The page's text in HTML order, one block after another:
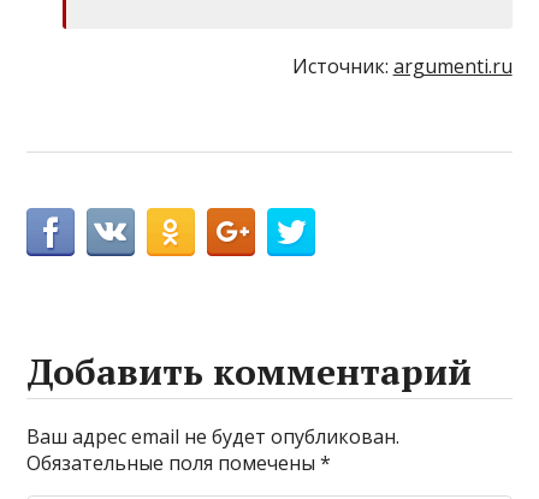
Источник: argumenti.ru
Добавить комментарий
Ваш адрес email не будет опубликован.
Обязательные поля помечены*